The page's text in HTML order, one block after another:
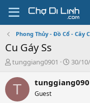
Phong Thủy - Đồ Cổ - Cây
Cu Gáy Ss
T
r
a
tunggiang0901
N
à
y
30/
T Guest